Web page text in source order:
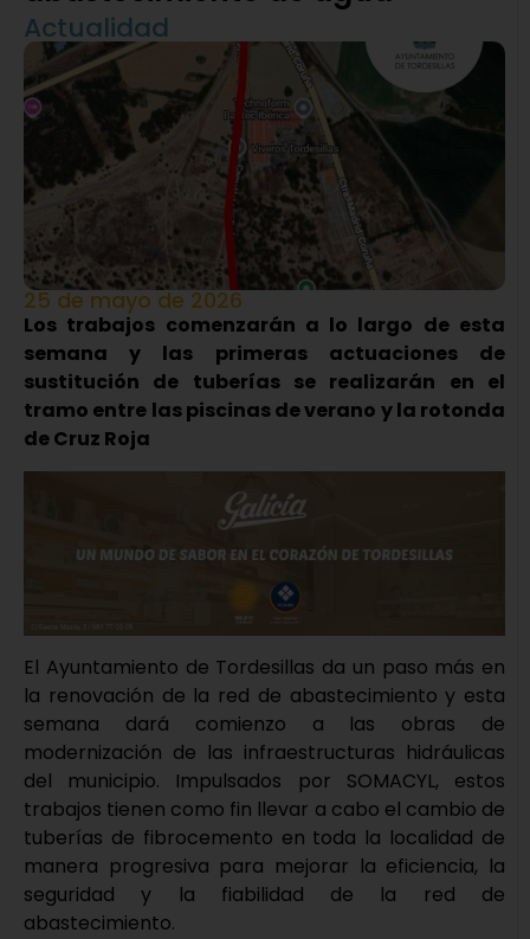
Actualidad
25 de mayo de 2026
Los trabajos comenzarán a lo largo de esta
semana y las primeras actuaciones de
sustitución de tuberías se realizarán en el
tramo entre las piscinas de verano y la rotonda
de Cruz Roja
El Ayuntamiento de Tordesillas da un paso más en
la renovación de la red de abastecimiento y esta
semana dará comienzo a las obras de
modernización de las infraestructuras hidráulicas
del municipio. Impulsados por SOMACYL, estos
trabajos tienen como fin llevar a cabo el cambio de
tuberías de fibrocemento en toda la localidad de
manera progresiva para mejorar la eficiencia, la
seguridad y la fiabilidad de la red de
abastecimiento.